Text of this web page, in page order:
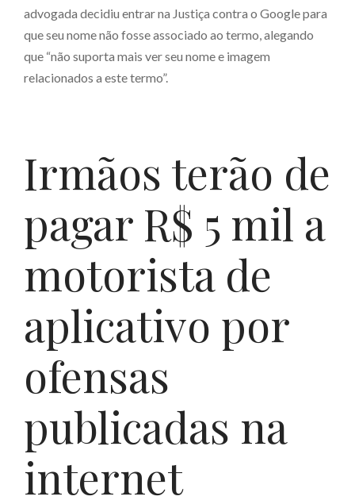
advogada decidiu entrar na Justiça contra o Google para
que seu nome não fosse associado ao termo, alegando
que “não suporta mais ver seu nome e imagem
relacionados a este termo”.
Irmãos terão de
pagar R$ 5 mil a
motorista de
aplicativo por
ofensas
publicadas na
internet